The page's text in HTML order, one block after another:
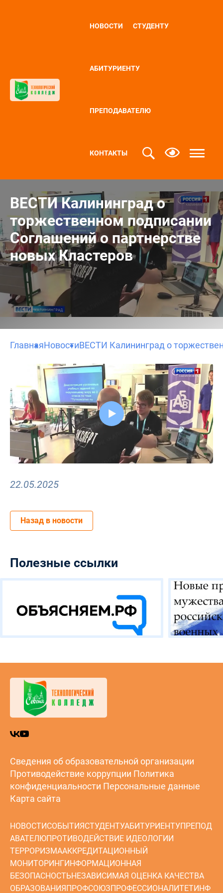
НОВОСТИ СТУДЕНТУ
АБИТУРИЕНТУ
ПРЕПОДАВАТЕЛЮ
КОНТАКТЫ
ВЕСТИ Калининград о
торжественном подписании
Соглашений о партнерстве
новых Кластеров
ГлавнаяНовостиВЕСТИ Калининград о
22.05.2025
Назад в новости
Полезные ссылки
Сведения об образовательной организации
Противодействие коррупции Политика
конфиденциальности Персональные данные
Карта сайта
НОВОСТИСОБЫТИЯСТУДЕНТУАБИТУРИЕНТУПРЕПОД
АВАТЕЛЮПРОТИВОДЕЙСТВИЕ ИДЕОЛОГИИ
ТЕРРОРИЗМААККРЕДИТАЦИОННЫЙ
МОНИТОРИНГИНФОРМАЦИОННАЯ
БЕЗОПАСНОСТЬНЕЗАВИСИМАЯ ОЦЕНКА КАЧЕСТВА
ОБРАЗОВАНИЯПРОФСОЮЗПРОФЕССИОНАЛИТЕТИНФ